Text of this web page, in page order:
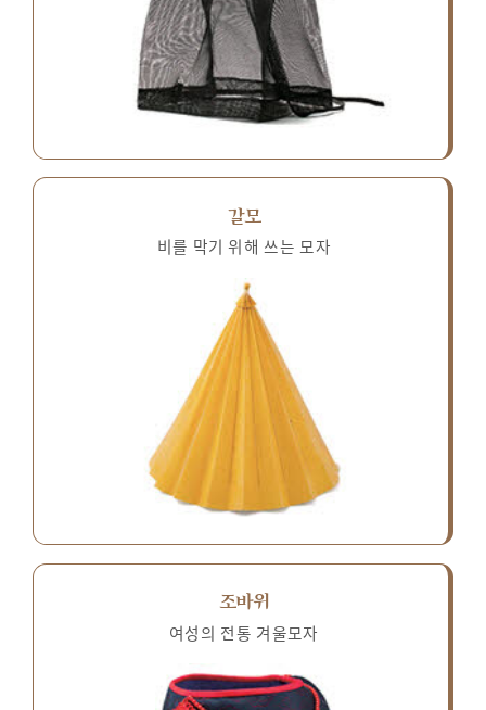
갈모
비를 막기 위해 쓰는 모자
조바위
여성의 전통 겨울모자